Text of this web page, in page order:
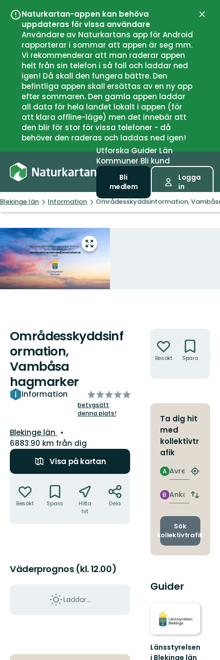
Naturkartan-appen kan behöva
uppdateras för vissa användare
Användare av Naturkartans app för Android
rapporterar i sommar att appen är seg mm.
Vi rekommenderar att man raderar appen
helt från sin telefon i så fall och laddar ned
igen! Då skall den fungera bättre. Den
befintliga appen skall ersättas av en ny app
efter sommaren. Den gamla appen laddar
all data för hela landet lokalt i appen (för
att klara offline-läge) men det innebär att
den blir för stor för vissa telefoner - då
behöver den raderas och laddas ned igen!
UtforskaGuiderLän
Kommuner Bli kund
Bli
medlem
Logga
in
Blekinge län Information Områdesskyddsinformation,
Gå
till
Områdesskyddsinf
ormation,
Vambåsa
hagmarker
Information
av
5
stjärnor
betygsätt
denna plats!
Län:
Blekinge län
6883.90 km från dig
Visa på kartan
Besökt Spara
Hitta
hit
Dela
Väderprognos (kl. 12.00)
Laddar...
Besökt Spara
Ta dig hit
med
kollektivtr
afik
Avresa
A
Hitta
Ankomst
B
Byt
och
Sök
kollektivtrafik
Guider
Länsstyrelsen
i Blekinge län